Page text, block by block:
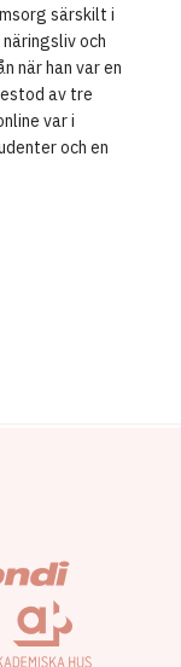
särskilt i
och
när han var en
av tre
var i
och en